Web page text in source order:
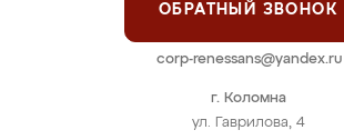
г. Коломна
ул. Гаврилова, 4
ОБРАТНЫЙ ЗВОНОК
corp-renessans@yandex.ru